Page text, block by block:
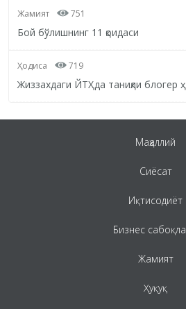
Жамият 751
Бой бўлишнинг 11 қоидаси
Ҳодиса 719
Жиззахдаги ЙТҲда таниқли блогер
Маҳаллий
Сиёсат
Иқтисодиёт
Бизнес
Жамият
Ҳуқуқ